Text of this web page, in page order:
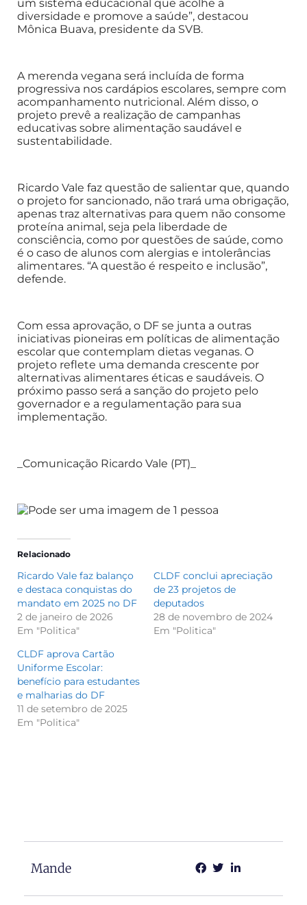
um sistema educacional que acolhe a
diversidade e promove a saúde”, destacou
Mônica Buava, presidente da SVB.
A merenda vegana será incluída de forma
progressiva nos cardápios escolares, sempre com
acompanhamento nutricional. Além disso, o
projeto prevê a realização de campanhas
educativas sobre alimentação saudável e
sustentabilidade.
Ricardo Vale faz questão de salientar que, quando
o projeto for sancionado, não trará uma obrigação,
apenas traz alternativas para quem não consome
proteína animal, seja pela liberdade de
consciência, como por questões de saúde, como
é o caso de alunos com alergias e intolerâncias
alimentares. “A questão é respeito e inclusão”,
defende.
Com essa aprovação, o DF se junta a outras
iniciativas pioneiras em políticas de alimentação
escolar que contemplam dietas veganas. O
projeto reflete uma demanda crescente por
alternativas alimentares éticas e saudáveis. O
próximo passo será a sanção do projeto pelo
governador e a regulamentação para sua
implementação.
_Comunicação Ricardo Vale (PT)_
Relacionado
Ricardo Vale faz balanço
e destaca conquistas do
mandato em 2025 no DF
2 de janeiro de 2026
Em "Politica"
CLDF conclui apreciação
de 23 projetos de
deputados
28 de novembro de 2024
Em "Politica"
CLDF aprova Cartão
Uniforme Escolar:
benefício para estudantes
e malharias do DF
11 de setembro de 2025
Em "Politica"
Mande